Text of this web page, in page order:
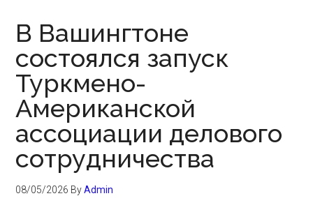
В Вашингтоне
состоялся запуск
Туркмено-
Американской
ассоциации делового
сотрудничества
08/05/2026 ByAdmin